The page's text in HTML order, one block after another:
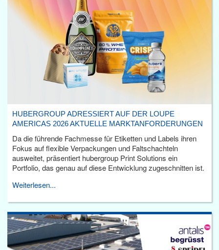
HUBERGROUP ADRESSIERT AUF DER LOUPE
AMERICAS 2026 AKTUELLE MARKTANFORDERUNGEN
Da die führende Fachmesse für Etiketten und Labels ihren
Fokus auf flexible Verpackungen und Faltschachteln
ausweitet, präsentiert hubergroup Print Solutions ein
Portfolio, das genau auf diese Entwicklung zugeschnitten ist.
Weiterlesen...